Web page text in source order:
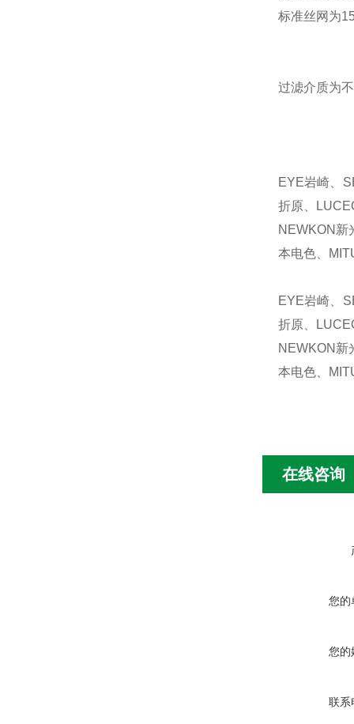
标准丝网为
过滤介质为
EYE岩崎、
折原、
NEWKON新
本电色、
EYE岩崎、
折原、
NEWKON新
本电色、
在线咨询
您的
您的
联系